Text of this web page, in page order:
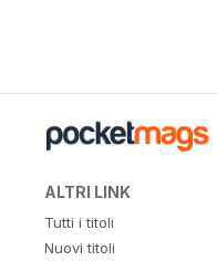
ALTRI LINK
Tutti i titoli
Nuovi titoli